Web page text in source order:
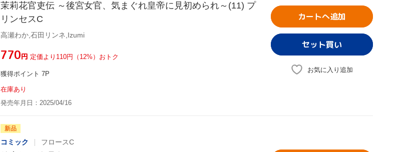
茉莉花官吏伝 ～後宮女官、気まぐれ皇帝に見初められ～(11) プ
リンセスC
高瀬わか,石田リンネ,Izumi
¥770円 定価より110円（12%）おトク
獲得ポイント 7P
在庫あり
発売年月日：2025/04/16
カートへ追加
お気に入り追加
新品
コミック フロースC